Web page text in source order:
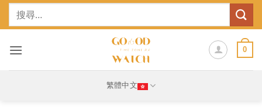
Skip
鍵
0
繁體中文